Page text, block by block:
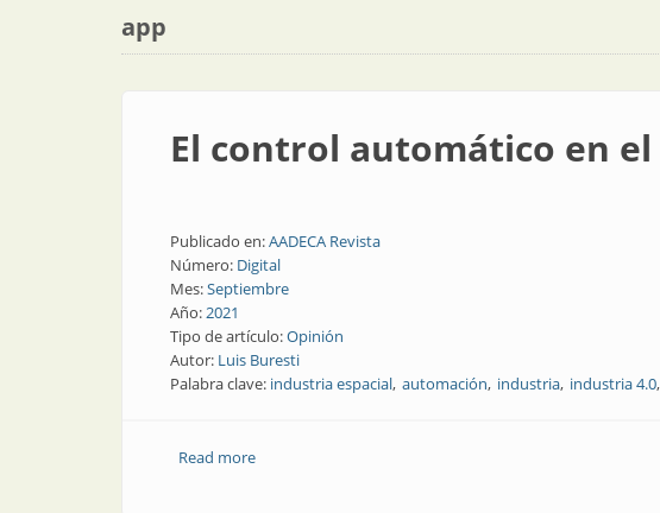
app
El control automático en el
Publicado en:AADECA Revista
Número: Digital
Mes:Septiembre
Año:2021
Tipo de artículo:Opinión
Autor: Luis Buresti
Palabra clave: industria espacial automación industria industria 4.0
Read moreabout El control automático en el siglo XXI